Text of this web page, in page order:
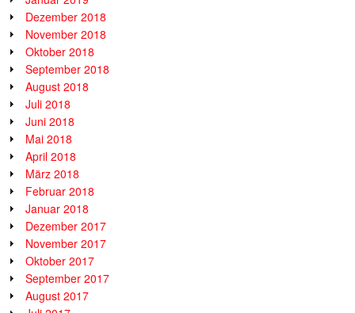
Dezember 2018
November 2018
Oktober 2018
September 2018
August 2018
Juli 2018
Juni 2018
Mai 2018
April 2018
März 2018
Februar 2018
Januar 2018
Dezember 2017
November 2017
Oktober 2017
September 2017
August 2017